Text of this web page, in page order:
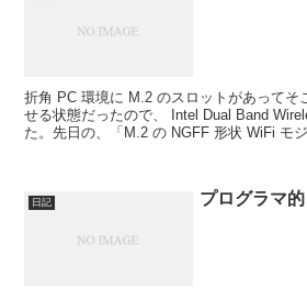
折角 PC 環境に M.2 のスロットがあってそ
せる状態だったので、 Intel Dual Band
た。先日の、「M.2 の NGFF 形状 WiFi モ
日記 プログラマ